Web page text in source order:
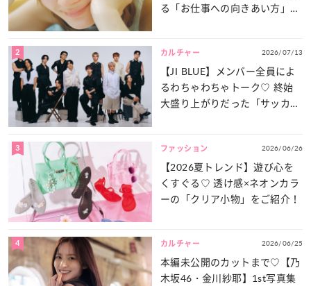
る「お仕事への向きあい方」と
2 カルチャー 2026/07/13
【JI BLUE】メンバー全員によ
るわちゃわちゃトーク♡ 終始
大盛り上がりだった「サッカー
3 ファッション 2026/06/26
【2026夏トレンド】遊び心を
くすぐる♡ 透け感×ネオンカラ
ーの「クリア小物」をご紹介！
4 カルチャー 2026/06/25
本編未公開のカットまで♡【乃
木坂46・金川紗耶】1st写真集